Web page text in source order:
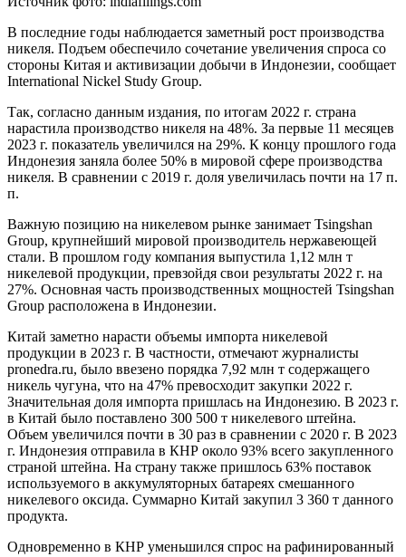
В последние годы наблюдается заметный рост производства
никеля. Подъем обеспечило сочетание увеличения спроса со
стороны Китая и активизации добычи в Индонезии, сообщает
International Nickel Study Group.
Так, согласно данным издания, по итогам 2022 г. страна
нарастила производство никеля на 48%. За первые 11 месяцев
2023 г. показатель увеличился на 29%. К концу прошлого года
Индонезия заняла более 50% в мировой сфере производства
никеля. В сравнении с 2019 г. доля увеличилась почти на 17 п.
п.
Важную позицию на никелевом рынке занимает Tsingshan
Group, крупнейший мировой производитель нержавеющей
стали. В прошлом году компания выпустила 1,12 млн т
никелевой продукции, превзойдя свои результаты 2022 г. на
27%. Основная часть производственных мощностей Tsingshan
Group расположена в Индонезии.
Китай заметно нарасти объемы импорта никелевой
продукции в 2023 г. В частности, отмечают журналисты
pronedra.ru, было ввезено порядка 7,92 млн т содержащего
никель чугуна, что на 47% превосходит закупки 2022 г.
Значительная доля импорта пришлась на Индонезию. В 2023 г.
в Китай было поставлено 300 500 т никелевого штейна.
Объем увеличился почти в 30 раз в сравнении с 2020 г. В 2023
г. Индонезия отправила в КНР около 93% всего закупленного
страной штейна. На страну также пришлось 63% поставок
используемого в аккумуляторных батареях смешанного
никелевого оксида. Суммарно Китай закупил 3 360 т данного
продукта.
Одновременно в КНР уменьшился спрос на рафинированный